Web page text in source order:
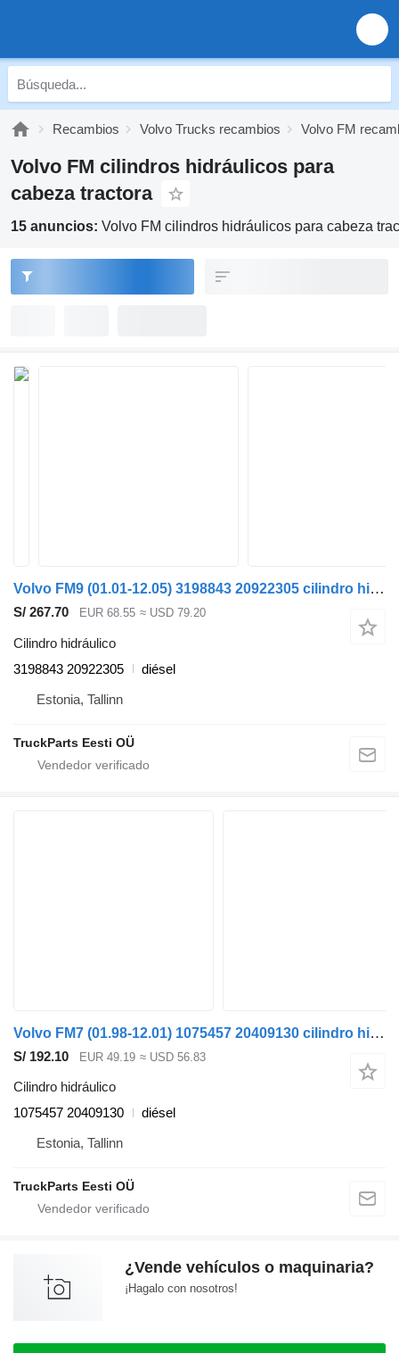
Recambios Volvo Trucks recambios Volvo FM
Volvo FM cilindros hidráulicos para
cabeza tractora
15 anuncios: Volvo FM cilindros hidráulicos para cabeza
Volvo FM9 (01.01-12.05) 3198843 20922305 cilindro hidráulico para Volvo FM7-FM12, FM, FMX (1998-2014) cabeza tractora
S/ 267.70 EUR 68.55 ≈ USD 79.20
Cilindro hidráulico
3198843 20922305
diésel
Estonia, Tallinn
TruckParts Eesti OÜ
Volvo FM7 (01.98-12.01) 1075457 20409130 cilindro hidráulico para Volvo FM7-FM12, FM, FMX (1998-2014) cabeza tractora
S/ 192.10 EUR 49.19 ≈ USD 56.83
Cilindro hidráulico
1075457 20409130
diésel
Estonia, Tallinn
TruckParts Eesti OÜ
¿Vende vehículos o maquinaria?
¡Hagalo con nosotros!